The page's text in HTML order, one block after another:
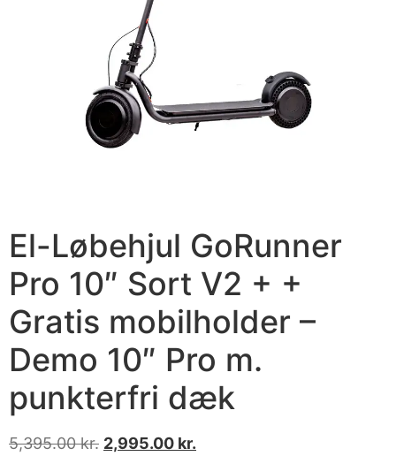
El-Løbehjul GoRunner
Pro 10″ Sort V2 + +
Gratis mobilholder –
Demo 10″ Pro m.
punkterfri dæk
5,395.00kr. 2,995.00 kr.